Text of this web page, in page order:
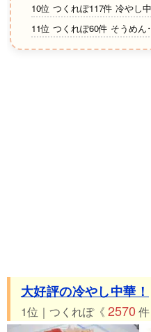
10位 つくれぽ117件 冷やし
11位 つくれぽ60件 そうめ
大好評の冷やし中華！
1位｜つくれぽ《 2570 件